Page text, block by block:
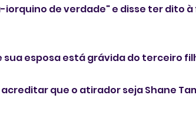
iorquino de verdade" e disse ter dito
sua esposa está grávida do terceiro
que o atirador seja Shane